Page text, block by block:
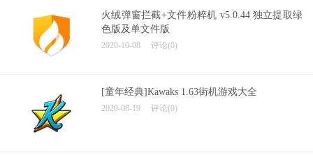
火绒弹窗拦截+文件粉粹机 v5.0.44 独立提取绿
色版及单文件版
2020-10-08 评论(0)
[童年经典]Kawaks 1.63街机游戏大全
2020-08-19 评论(0)